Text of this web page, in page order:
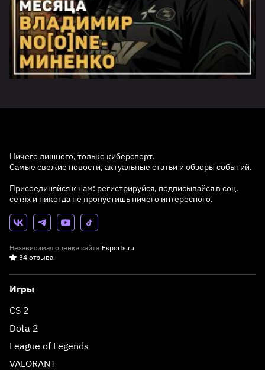
Ничего лишнего, только киберспорт.
Самые свежие новости, актуальные статьи и обзоры событий.
Присоединяйся к нам: регистрируйся, подписывайся в соц.
сетях и никогда не пропустишь ничего интересного.
Независимая оценка сайта Esports.ru
34 отзыва
Игры
CS 2
Dota 2
League of Legends
VALORANT